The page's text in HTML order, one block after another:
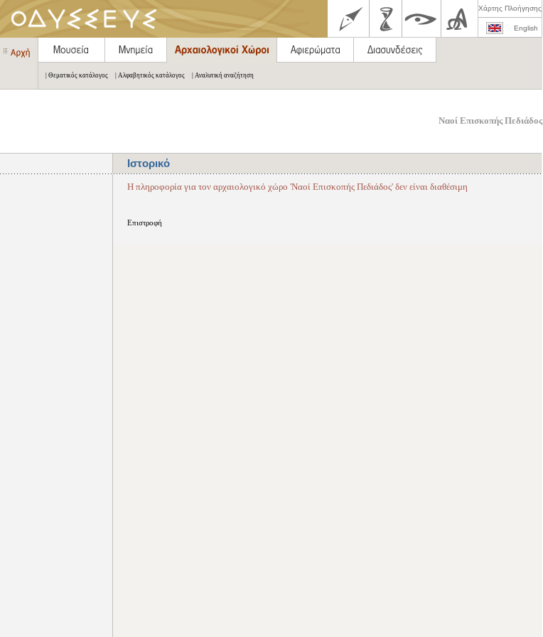
Χάρτης Πλοήγησης
English
| Θεματικός κατάλογος | Αλφαβητικός κατάλογος | Αναλυτική αναζήτηση
Ναοί Επισκοπής Πεδιάδος
Ιστορικό
Η πληροφορία για τον αρχαιολογικό χώρο 'Ναοί Επισκοπής Πεδιάδος' δεν είναι διαθέσιμη
Επιστροφή